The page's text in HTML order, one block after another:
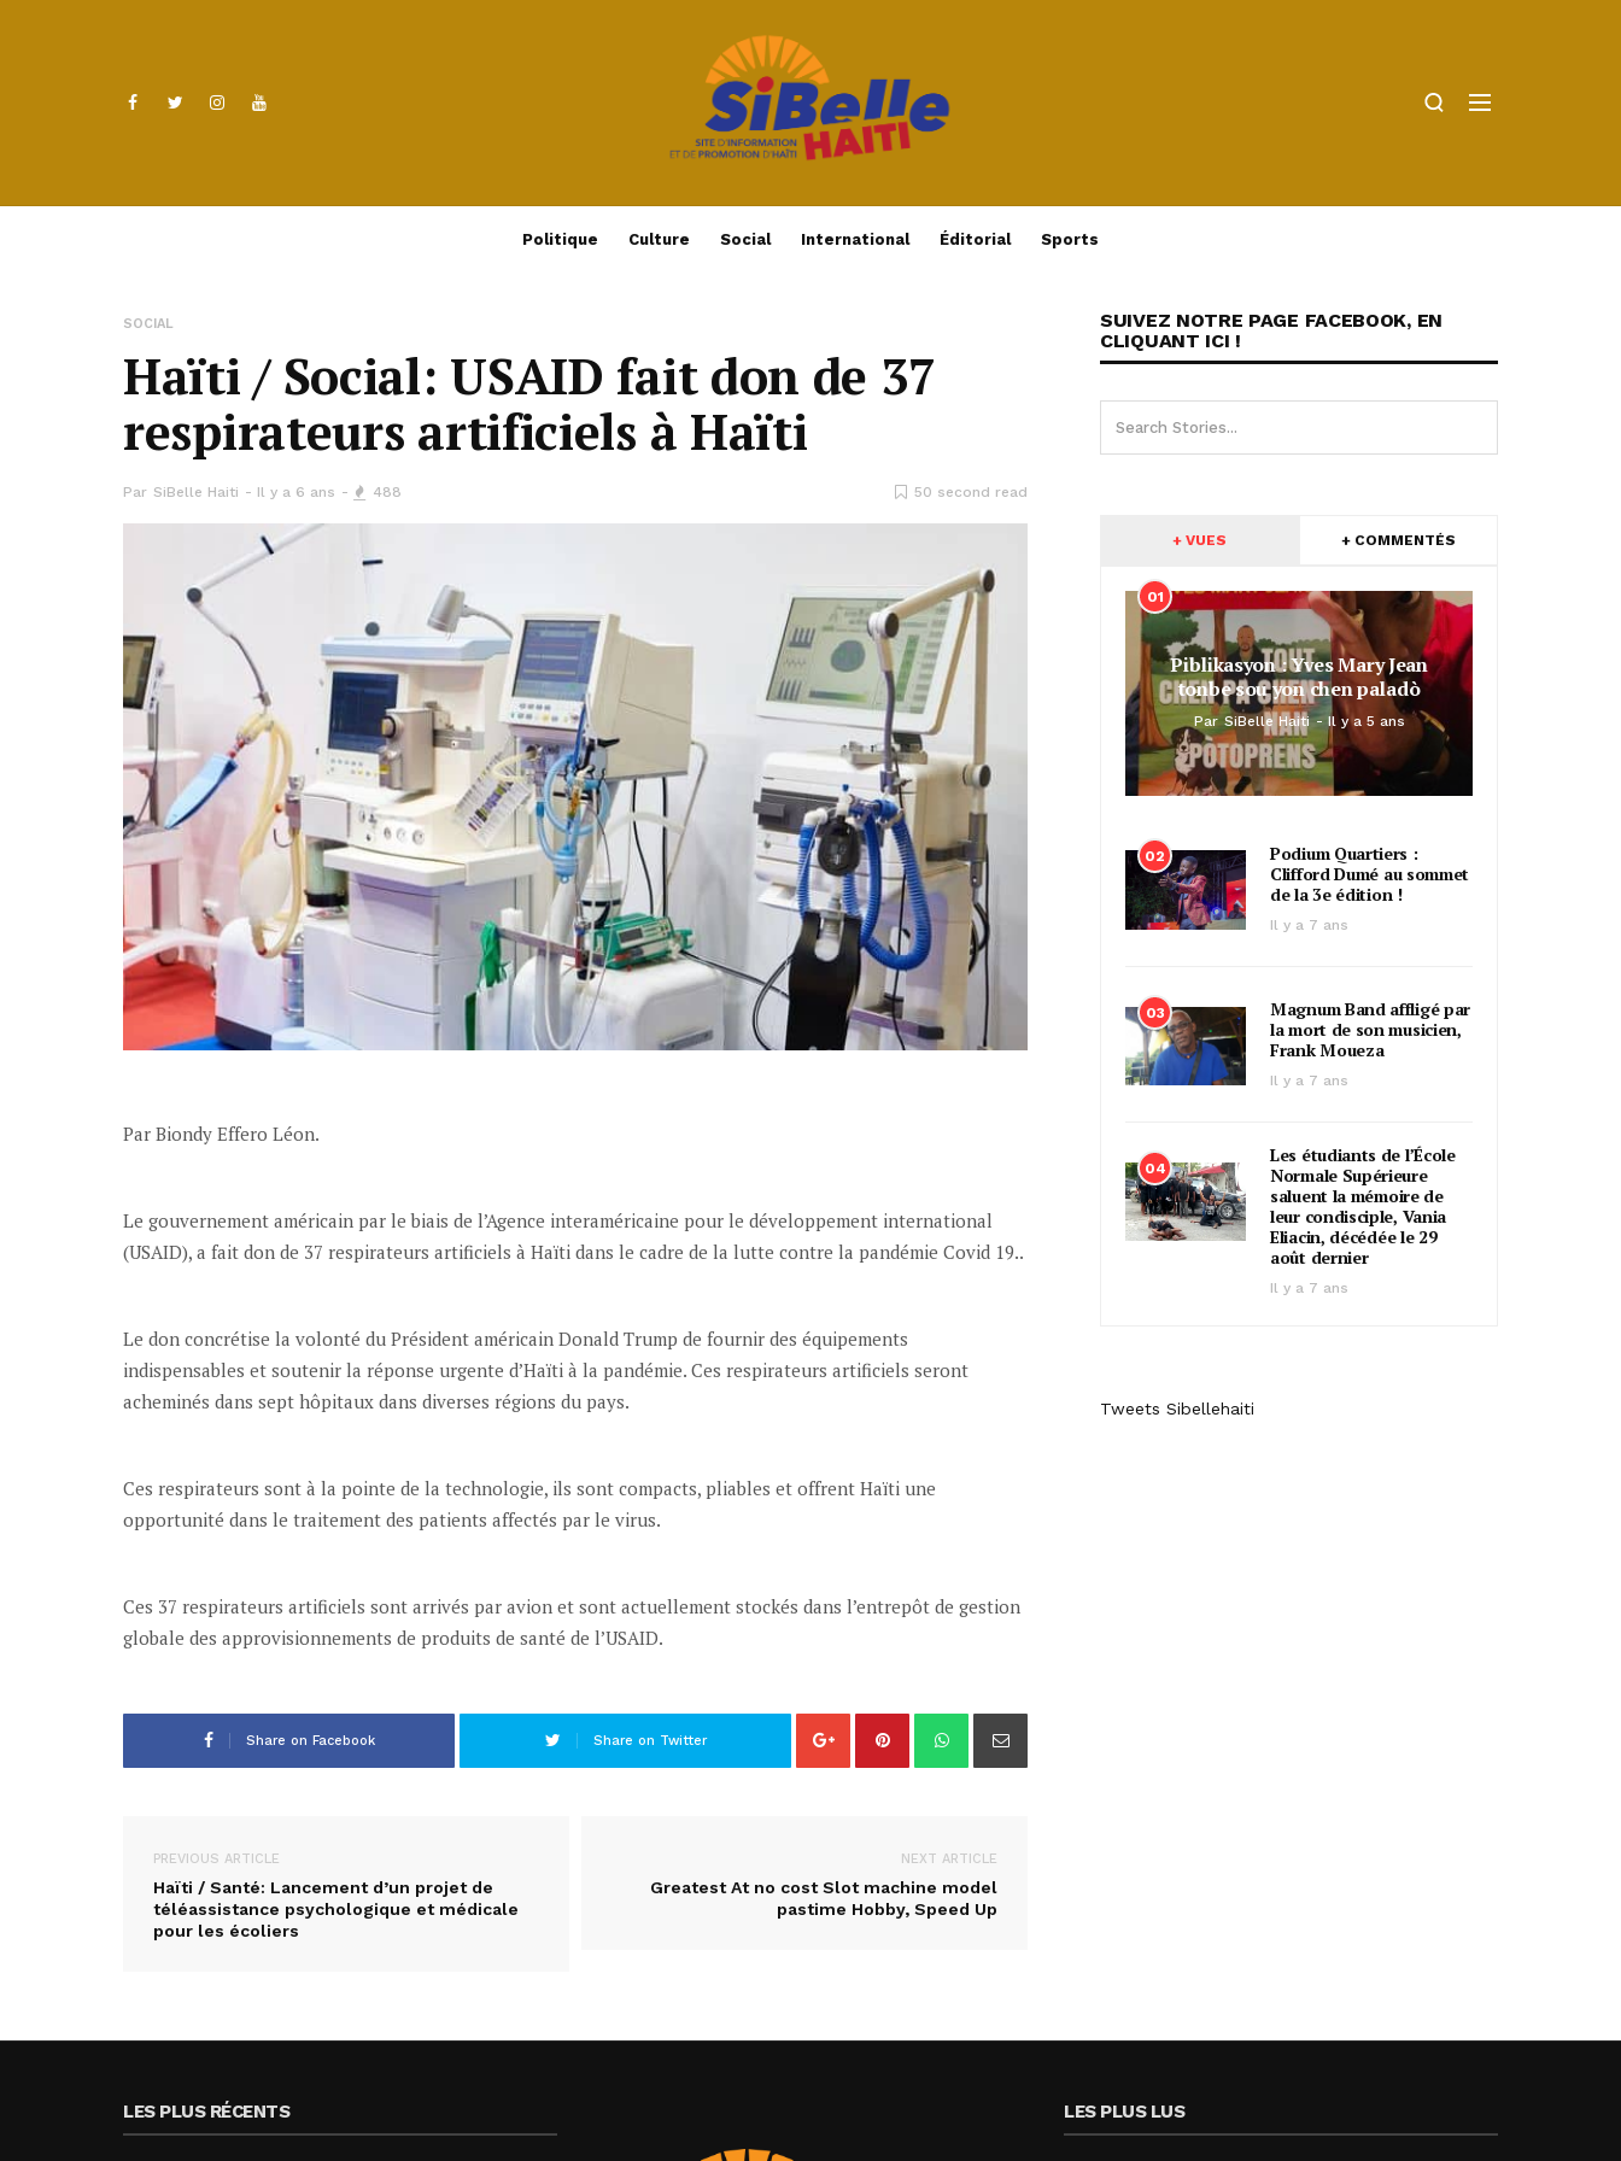
Politique Culture Social International Éditorial Sports
SOCIAL
Haïti / Social: USAID fait don de 37
respirateurs artificiels à Haïti
Par SiBelle Haiti Il y a 6 ans 488 50 second read
Par Biondy Effero Léon.
Le gouvernement américain par le biais de l’Agence interaméricaine pour le développement international
(USAID), a fait don de 37 respirateurs artificiels à Haïti dans le cadre de la lutte contre la pandémie Covid 19..
Le don concrétise la volonté du Président américain Donald Trump de fournir des équipements
indispensables et soutenir la réponse urgente d’Haïti à la pandémie. Ces respirateurs artificiels seront
acheminés dans sept hôpitaux dans diverses régions du pays.
Ces respirateurs sont à la pointe de la technologie, ils sont compacts, pliables et offrent Haïti une
opportunité dans le traitement des patients affectés par le virus.
Ces 37 respirateurs artificiels sont arrivés par avion et sont actuellement stockés dans l’entrepôt de gestion
globale des approvisionnements de produits de santé de l’USAID.
Share on Facebook Share on Twitter
PREVIOUS ARTICLE
Haïti / Santé: Lancement d’un projet de
téléassistance psychologique et médicale
pour les écoliers
NEXT ARTICLE
Greatest At no cost Slot machine model
pastime Hobby, Speed Up
SUIVEZ NOTRE PAGE FACEBOOK, EN
CLIQUANT ICI !
+ VUES + COMMENTÉS
01
Piblikasyon : Yves Mary Jean
tonbe sou yon chen paladò
Par SiBelle Haiti Il y a 5 ans
02
Podium Quartiers :
Clifford Dumé au sommet
de la 3e édition !
Il y a 7 ans
03
Magnum Band affligé par
la mort de son musicien,
Frank Moueza
Il y a 7 ans
04
Les étudiants de l’École
Normale Supérieure
saluent la mémoire de
leur condisciple, Vania
Eliacin, décédée le 29
août dernier
Il y a 7 ans
Tweets Sibellehaiti
LES PLUS RÉCENTS LES PLUS LUS